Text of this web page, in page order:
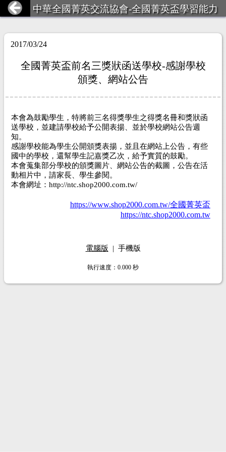
中華全國菁英交流協會-全國菁英盃學習能力
競賽
2017/03/24
全國菁英盃前名三獎狀函送學校-感謝學校
頒獎、網站公告
本會為鼓勵學生，特將前三名得獎學生之得獎名冊和獎狀函
送學校，並建請學校給予公開表揚、並於學校網站公告週
知。
感謝學校能為學生公開頒獎表揚，並且在網站上公告，有些
國中的學校，還幫學生記嘉獎乙次，給予實質的鼓勵。
本會蒐集部分學校的頒獎圖片、網站公告的截圖，公告在活
動相片中，請家長、學生參閱。
本會網址：http://ntc.shop2000.com.tw/
https://www.shop2000.com.tw/全國菁英盃
https://ntc.shop2000.com.tw
電腦版 | 手機版
執行速度 ：0.000 秒